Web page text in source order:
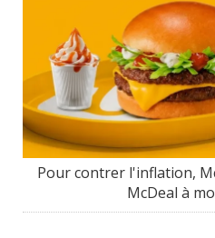
Pour contrer l'inflation,
McDeal à